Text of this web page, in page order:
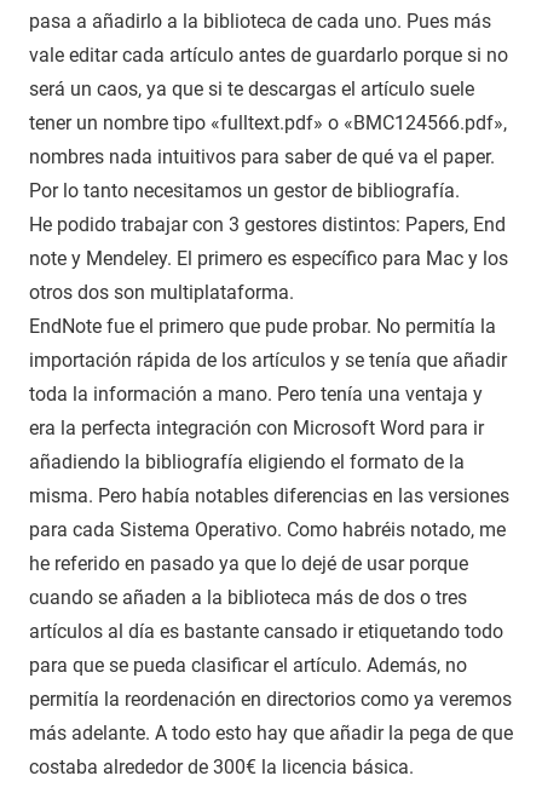
pasa a añadirlo a la biblioteca de cada uno. Pues más
vale editar cada artículo antes de guardarlo porque si no
será un caos, ya que si te descargas el artículo suele
tener un nombre tipo «fulltext.pdf» o «BMC124566.pdf»,
nombres nada intuitivos para saber de qué va el paper.
Por lo tanto necesitamos un gestor de bibliografía.
He podido trabajar con 3 gestores distintos: Papers, End
note y Mendeley. El primero es específico para Mac y los
otros dos son multiplataforma.
EndNote fue el primero que pude probar. No permitía la
importación rápida de los artículos y se tenía que añadir
toda la información a mano. Pero tenía una ventaja y
era la perfecta integración con Microsoft Word para ir
añadiendo la bibliografía eligiendo el formato de la
misma. Pero había notables diferencias en las versiones
para cada Sistema Operativo. Como habréis notado, me
he referido en pasado ya que lo dejé de usar porque
cuando se añaden a la biblioteca más de dos o tres
artículos al día es bastante cansado ir etiquetando todo
para que se pueda clasificar el artículo. Además, no
permitía la reordenación en directorios como ya veremos
más adelante. A todo esto hay que añadir la pega de que
costaba alrededor de 300€ la licencia básica.